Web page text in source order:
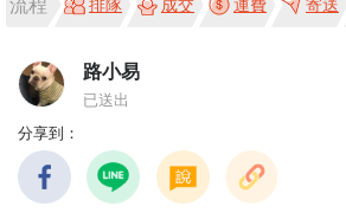
流程 排隊 成交 運費 寄送
路小易
已送出
分享到：